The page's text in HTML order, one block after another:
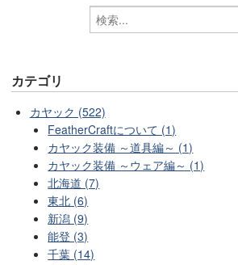
カテゴリ
カヤック (522)
FeatherCraftについて (1)
カヤック装備 ～道具編～ (1)
カヤック装備 ～ウェア編～ (1)
北海道 (7)
東北 (6)
新潟 (9)
能登 (3)
千葉 (14)